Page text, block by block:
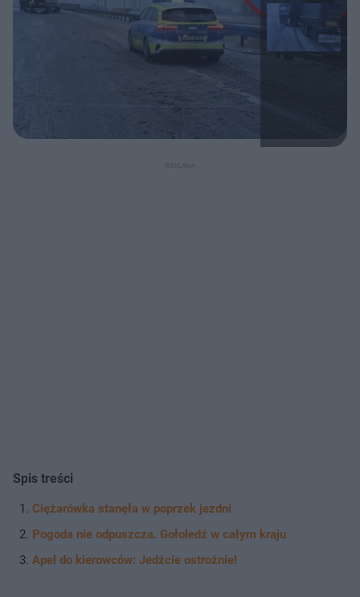
Spis treści
Ciężarówka stanęła w poprzek jezdni
Pogoda nie odpuszcza. Gołoledź w całym kraju
Apel do kierowców: Jedźcie ostrożnie!